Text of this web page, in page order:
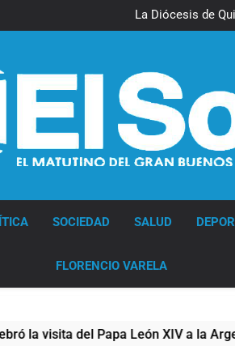
La Diócesis de
Figuras de la
La Diócesis de
Figuras de la
Nueva jornada
en Wall
SOCIEDAD SALUD
FLORENCIO VARELA
León XIV a la Argentina